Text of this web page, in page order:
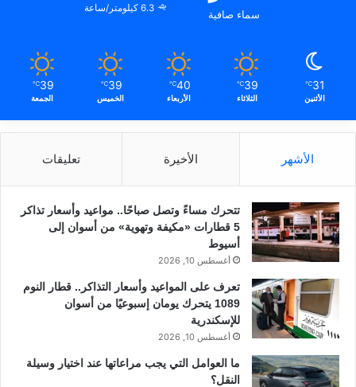
سماء صافية
6.3 كيلومتر/ساعة
31
℃
الأثنين
39
℃
الثلاثاء
40
℃
الأربعاء
39
℃
الخميس
39
℃
الجمعة
الأشهر الأخيرة تعليقات
تتحرك مساءً وتصل صباحًا.. مواعيد وأسعار تذاكر
5 قطارات «مكيفة وتهوية» من أسوان إلى
أسيوط
أغسطس 10, 2026
تعرف على المواعيد وأسعار التذاكر.. قطار النوم
1089 يتحرك يومان إسبوعيًا من أسوان
للإسكندرية
أغسطس 10, 2026
ما العوامل التي يجب مراعاتها عند اختيار وسيلة
النقل؟